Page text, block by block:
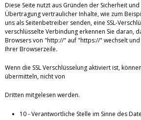
Diese Seite nutzt aus Gründen der Sicherheit
Übertragung vertraulicher Inhalte, wie zum
uns als Seitenbetreiber senden, eine SSL-
verschlüsselte Verbindung erkennen Sie daran,
Browsers von "http://" auf "https://" wechselt und
Ihrer Browserzeile.
Wenn die SSL Verschlüsselung aktiviert ist,
übermitteln, nicht von
Dritten mitgelesen werden.
10 - Verantwortliche Stelle im Sinne des